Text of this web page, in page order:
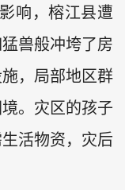
响，榕江县遭
兽般冲垮了房
，局部地区群
。灾区的孩子
活物资，灾后